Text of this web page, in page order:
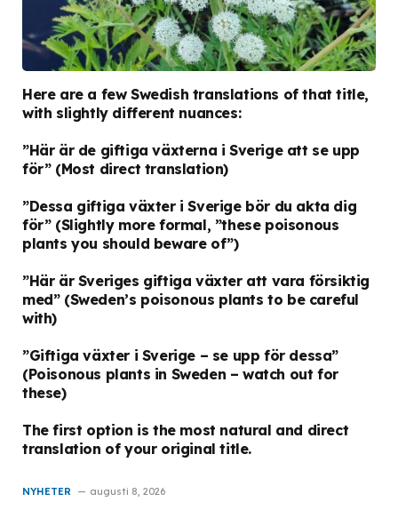
Here are a few Swedish translations of that title,
with slightly different nuances:
”Här är de giftiga växterna i Sverige att se upp
för”(Most direct translation)
”Dessa giftiga växter i Sverige bör du akta dig
för”(Slightly more formal, ”these poisonous
plants you should beware of”)
”Här är Sveriges giftiga växter att vara försiktig
med”(Sweden’s poisonous plants to be careful
with)
”Giftiga växter i Sverige – se upp för dessa”
(Poisonous plants in Sweden – watch out for
these)
The first option is the most natural and direct
translation of your original title.
NYHETER augusti 8, 2026